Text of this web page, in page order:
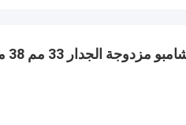
33 مم 38 مم للزجاجات